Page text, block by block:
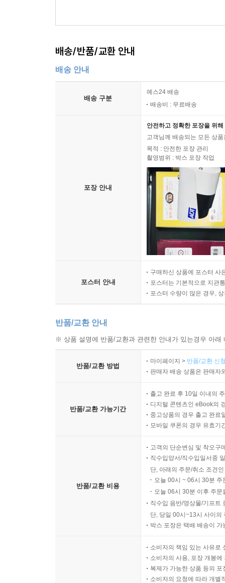
배송/반품/교환 안내
배송 안내
배송 구분
예스24 배송
배송비 : 무료배송
포장 안내
안전하고 정확한 포장을 위
고객님께 배송되는 모든 상
목적 : 안전한 포장 관리
촬영범위 : 박스 포장 작업
포스터 안내
구매하신 상품에 포스터 사
포스터는 기본적으로 지관
포스터 수량이 많은 경우,
반품/교환 안내
※ 상품 설명에 반품/교환과 관련한 안내가 있는경우 아
반품/교환 방법
마이페이지 > 반품/교환 신
판매자 배송 상품은 판매자
반품/교환 가능기간
출고 완료 후 10일 이내의
디지털 콘텐츠인 eBook의
중고상품의 경우 출고 완료
모바일 쿠폰의 경우 유효기
반품/교환 비용
고객의 단순변심 및 착오구
직수입양서/직수입일서중
단, 아래의 주문/취소 조건
오늘 00시 ~ 06시 30분
오늘 06시 30분 이후 주
직수입 음반/영상물/기프트
단, 당일 00시~13시 사이의
박스 포장은 택배 배송이
소비자의 책임 있는 사유로
소비자의 사용, 포장 개봉
복제가 가능한 상품 등의
소비자의 요청에 따라 개별